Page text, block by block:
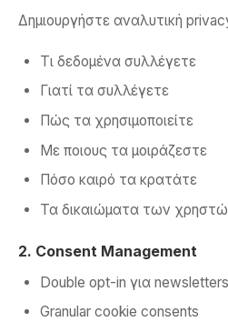
Δημιουργήστε αναλυτική
Τι δεδομένα συλλέγετε
Γιατί τα συλλέγετε
Πώς τα χρησιμοποιείτε
Με ποιους τα μοιράζεστε
Πόσο καιρό τα κρατάτε
Τα δικαιώματα των
2. Consent Management
Double opt-in για newsletters
Granular cookie consents